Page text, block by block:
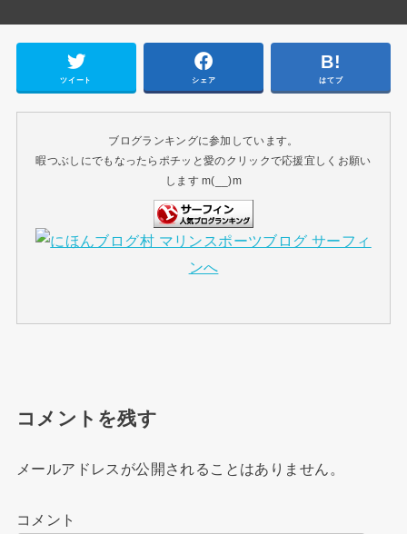
ツイート シェア はてブ
ブログランキングに参加しています。
暇つぶしにでもなったらポチッと愛のクリックで応援宜しくお願い
します m(__)m
コメントを残す
メールアドレスが公開されることはありません。
コメント